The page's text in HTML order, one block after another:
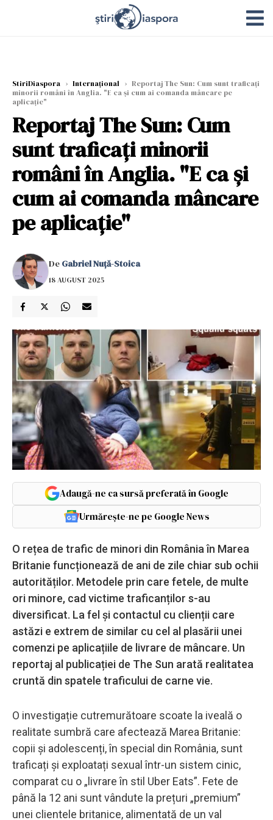
StiriDiaspora › Internațional › Reportaj The Sun: Cum sunt traficați
minorii români în Anglia. "E ca și cum ai comanda mâncare pe
aplicație"
Reportaj The Sun: Cum
sunt traficați minorii
români în Anglia. "E ca și
cum ai comanda mâncare
pe aplicație"
De Gabriel Nuță-Stoica
18 AUGUST 2025
Adaugă-ne ca sursă preferată în Google
Urmărește-ne pe Google News
O rețea de trafic de minori din România în Marea
Britanie funcționează de ani de zile chiar sub ochii
autorităților. Metodele prin care fetele, de multe
ori minore, cad victime traficanților s-au
diversificat. La fel și contactul cu clienții care
astăzi e extrem de similar cu cel al plasării unei
comenzi pe aplicațiile de livrare de mâncare. Un
reportaj al publicației de The Sun arată realitatea
cruntă din spatele traficului de carne vie.
O investigație cutremurătoare scoate la iveală o
realitate sumbră care afectează Marea Britanie:
copii și adolescenți, în special din România, sunt
traficați și exploatați sexual într-un sistem cinic,
comparat cu o „livrare în stil Uber Eats”. Fete de
până la 12 ani sunt vândute la prețuri „premium”
unei clientele britanice, alimentată de un val